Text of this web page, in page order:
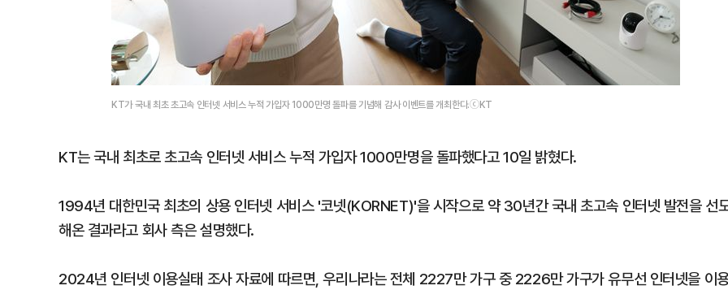
KT가 국내 최초 초고속 인터넷 서비스 누적 가입자 1000만명 돌파를 기념해 감사 이벤트를 개최한다.ⓒKT
KT는 국내 최초로 초고속 인터넷 서비스 누적 가입자 1000만명을 돌파했다고 10일 밝혔다.
1994년 대한민국 최초의 상용 인터넷 서비스 '코넷(KORNET)'을 시작으로 약 30년간 국내 초고속 인터넷 발전을 선
해온 결과라고 회사 측은 설명했다.
2024년 인터넷 이용실태 조사 자료에 따르면, 우리나라는 전체 2227만 가구 중 2226만 가구가 유무선 인터넷을 이